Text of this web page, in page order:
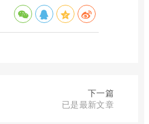
下一篇
已是最新文章